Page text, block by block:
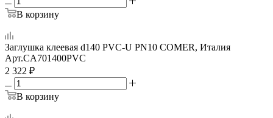
В корзину
Заглушка клеевая d140 PVC-U PN10 COMER, Италия
Арт.CA701400PVC
2 322 ₽
В корзину